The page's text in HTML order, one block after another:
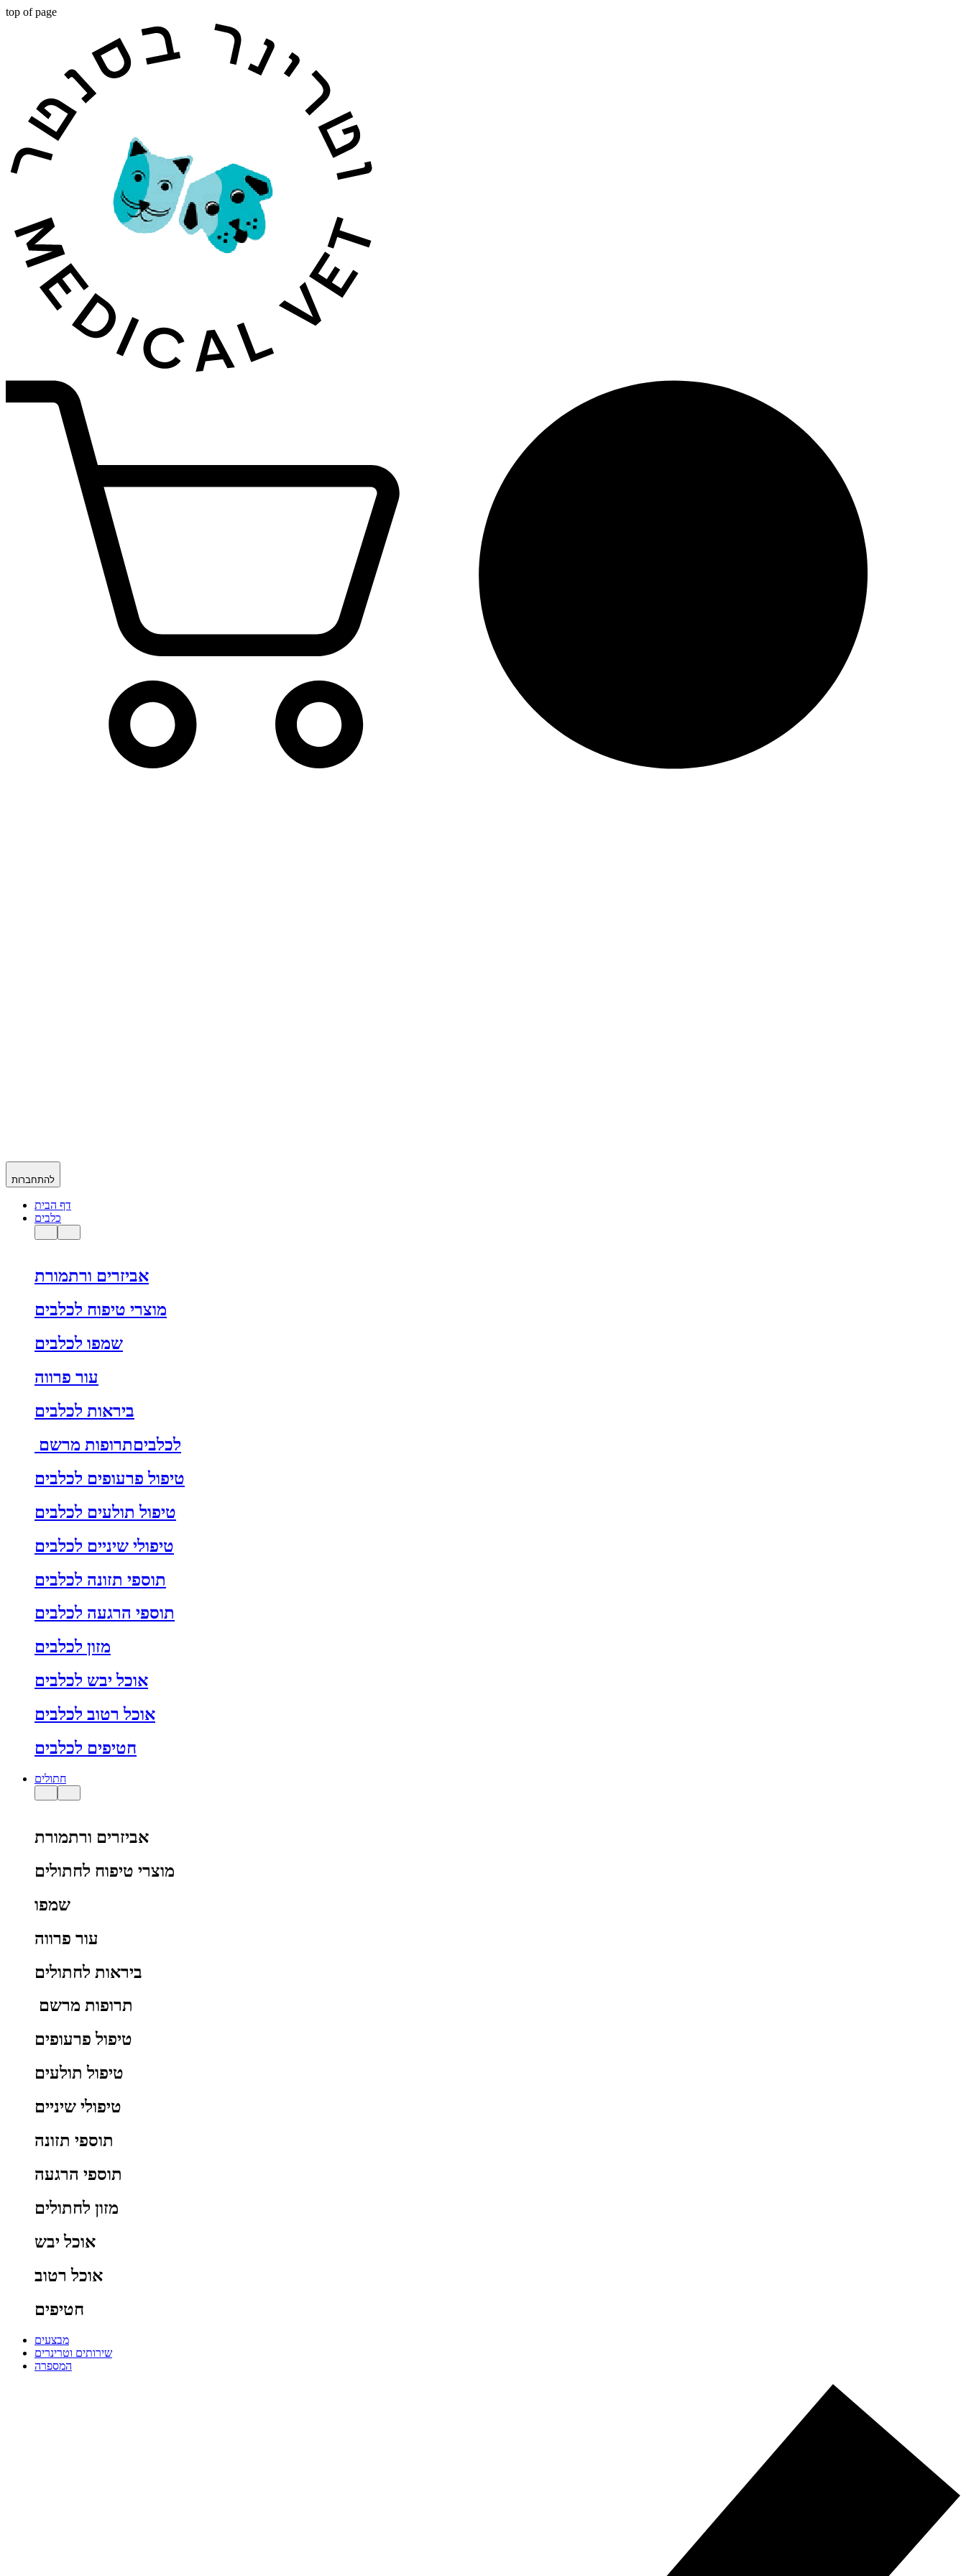
top of page
להתחברות
דף הבית
כלבים
אביזרים ורתמורת
מוצרי טיפוח לכלבים
שמפו לכלבים
עור פרווה
ביראות לכלבים
לכלביםתרופות מרשם
טיפול פרעופים לכלבים
טיפול תולעים לכלבים
טיפולי שיניים לכלבים
תוספי תזונה לכלבים
תוספי הרגעה לכלבים
מזון לכלבים
אוכל יבש לכלבים
אוכל רטוב לכלבים
חטיפים לכלבים
חתולים
אביזרים ורתמורת
מוצרי טיפוח לחתולים
שמפו
עור פרווה
ביראות לחתולים
תרופות מרשם
טיפול פרעופים
טיפול תולעים
טיפולי שיניים
תוספי תזונה
תוספי הרגעה
מזון לחתולים
אוכל יבש
אוכל רטוב
חטיפים
מבצעים
שירותים וטרינרים
המספרה